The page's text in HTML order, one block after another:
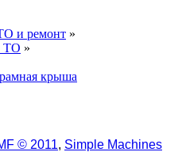
и ремонт »
ТО »
крыша
© 2011, Simple Machines